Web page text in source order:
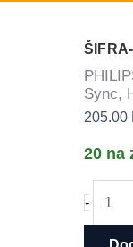
Sync,
205.00
20 na
-
Monitor